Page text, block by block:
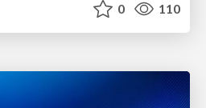
0 110